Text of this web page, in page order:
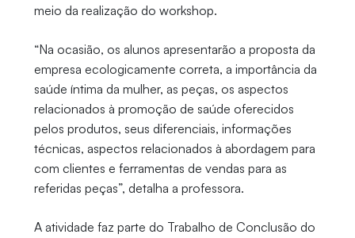
meio da realização do workshop.
“Na ocasião, os alunos apresentarão a proposta da
empresa ecologicamente correta, a importância da
saúde íntima da mulher, as peças, os aspectos
relacionados à promoção de saúde oferecidos
pelos produtos, seus diferenciais, informações
técnicas, aspectos relacionados à abordagem para
com clientes e ferramentas de vendas para as
referidas peças”, detalha a professora.
A atividade faz parte do Trabalho de Conclusão do